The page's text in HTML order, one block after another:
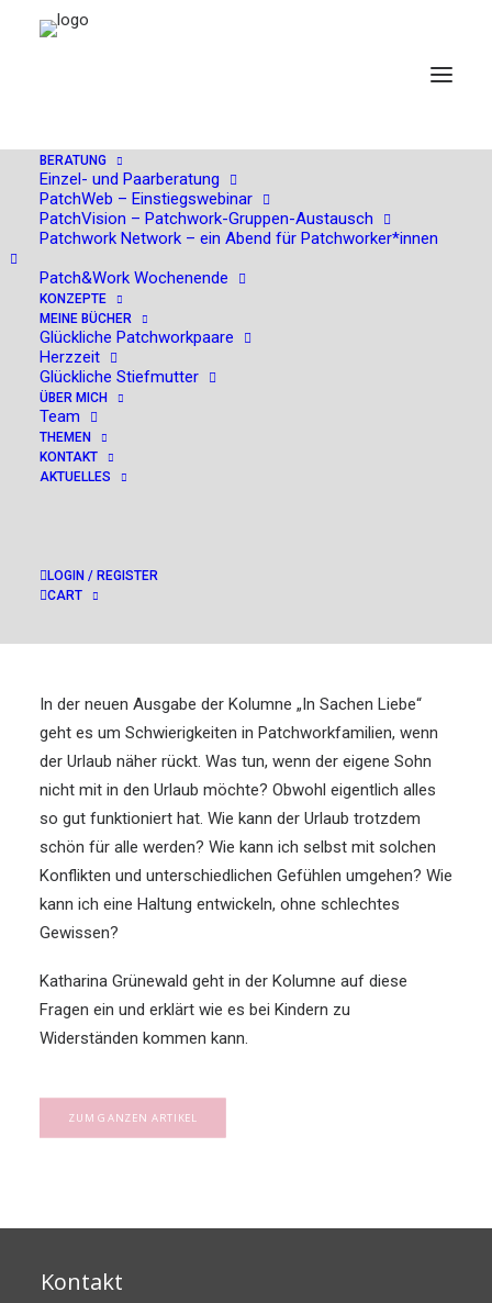
BERATUNG
Einzel- und Paarberatung
PatchWeb – Einstiegswebinar
PatchVision – Patchwork-Gruppen-Austausch
Patchwork Network – ein Abend für Patchworker*innen
Patch&Work Wochenende
KONZEPTE
MEINE BÜCHER
Glückliche Patchworkpaare
Herzzeit
Glückliche Stiefmutter
ÜBER MICH
Team
THEMEN
KONTAKT
AKTUELLES
LOGIN / REGISTER
CART
Juli 25, KStA-Kolumne:
Wenn der Sohn nicht mit in
den Urlaub will
In der neuen Ausgabe der Kolumne „In Sachen Liebe“
geht es um Schwierigkeiten in Patchworkfamilien, wenn
der Urlaub näher rückt. Was tun, wenn der eigene Sohn
nicht mit in den Urlaub möchte? Obwohl eigentlich alles
so gut funktioniert hat. Wie kann der Urlaub trotzdem
schön für alle werden? Wie kann ich selbst mit solchen
Konflikten und unterschiedlichen Gefühlen umgehen? Wie
kann ich eine Haltung entwickeln, ohne schlechtes
Gewissen?
Katharina Grünewald geht in der Kolumne auf diese
Fragen ein und erklärt wie es bei Kindern zu
Widerständen kommen kann.
ZUM GANZEN ARTIKEL
Kontakt